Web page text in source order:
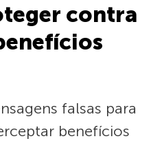
contra
falsas para
benefícios